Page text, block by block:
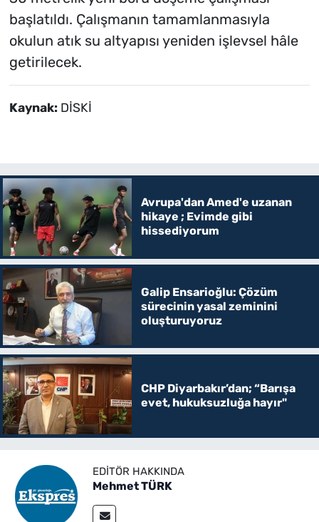
başlatıldı. Çalışmanın tamamlanmasıyla
okulun atık su altyapısı yeniden işlevsel hâle
getirilecek.
Kaynak: DİSKİ
Avrupa'dan Amed'e uzanan
hikaye ; Evimde gibi
hissediyorum
Galip Ensarioğlu: Çözüm
sürecinin yasal zeminini
oluşturuyoruz
CHP Diyarbakır’dan; “Barışa
evet, hukuksuzluğa hayır"
EDITÖR HAKKINDA
Mehmet TÜRK